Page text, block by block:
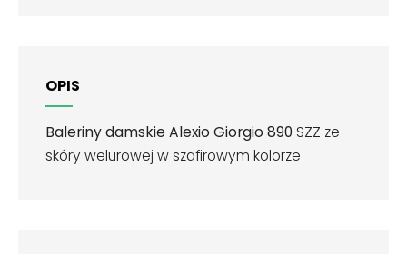
OPIS
Baleriny damskie Alexio Giorgio 890 SZZ ze
skóry welurowej w szafirowym kolorze